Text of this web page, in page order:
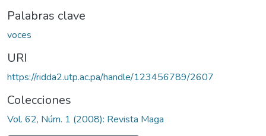
Palabras clave
voces
URI
https://ridda2.utp.ac.pa/handle/123456789/2607
Colecciones
Vol. 62, Núm. 1 (2008): Revista Maga